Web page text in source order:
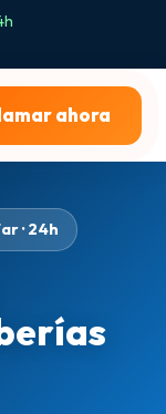
ahora
· 24h